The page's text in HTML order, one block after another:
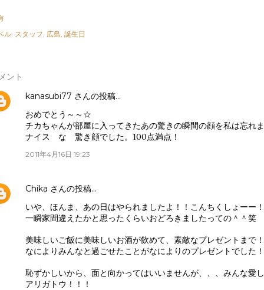
ル: スタッフ 広島 誕生日
ント
kanasubi77 さんの投稿…
おめでとう～～☆
チカちゃんが部屋に入ってきたあの驚きの瞬間の顔を私は忘れま
ナイス な 驚き顔でした。100点満点！
2011年4月16日 19:23
Chika さんの投稿…
いや、ほんま、あの日はやられましたよ！！こんちくしょーー！
一瞬家間違えたかと思ったくらいおどろきましたっての＾＾笑
美味しいご飯に美味しいお酒が飲めて、素敵なプレゼントまで！
なによりみんなと過ごせたことがなによりのプレゼントでした！
恥ずかしいから、面と向かってはいいませんが、、、みんな愛
アリガトウ！！！